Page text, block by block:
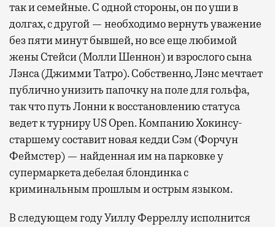
так и семейные. С одной стороны, он по уши в
долгах, с другой — необходимо вернуть уважение
без пяти минут бывшей, но все еще любимой
жены Стейси (Молли Шеннон) и взрослого сына
Лэнса (Джимми Татро). Собственно, Лэнс мечтает
публично унизить папочку на поле для гольфа,
так что путь Лонни к восстановлению статуса
ведет к турниру US Open. Компанию Хокинсу-
старшему составит новая кедди Сэм (Форчун
Феймстер) — найденная им на парковке у
супермаркета дебелая блондинка с
криминальным прошлым и острым языком.
В следующем году Уиллу Ферреллу исполнится